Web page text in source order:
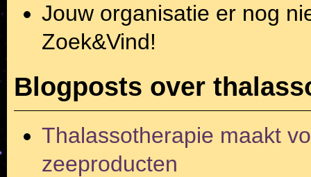
Jouw organisatie er nog
Zoek&Vind!
Blogposts over
Thalassotherapie maakt
zeeproducten